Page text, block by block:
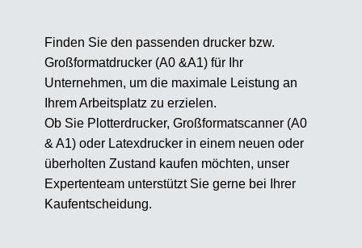
Finden Sie den passenden drucker bzw.
Großformatdrucker (A0 &A1) für Ihr
Unternehmen, um die maximale Leistung an
Ihrem Arbeitsplatz zu erzielen.
Ob Sie Plotterdrucker, Großformatscanner(A0
& A1) oder Latexdrucker in einem neuen oder
überholten Zustand kaufen möchten, unser
Expertenteam unterstützt Sie gerne bei Ihrer
Kaufentscheidung.